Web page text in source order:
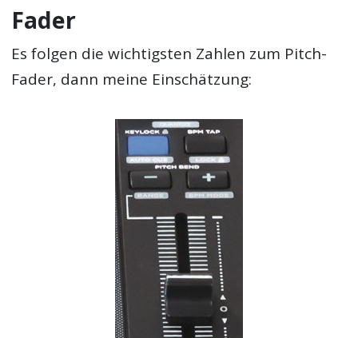
Fader
Es folgen die wichtigsten Zahlen zum Pitch-
Fader, dann meine Einschätzung: